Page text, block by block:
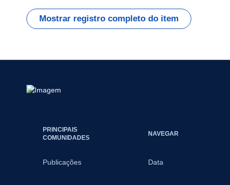
Mostrar registro completo do item
PRINCIPAIS
COMUNIDADES
Publicações
NAVEGAR
Data